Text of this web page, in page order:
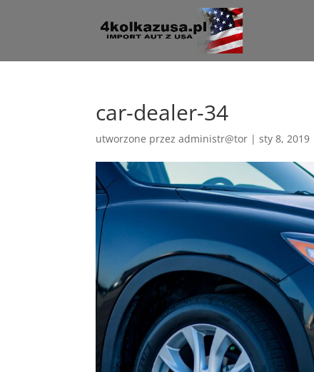
car-dealer-34
utworzone przezadministr@tor |sty 8, 2019